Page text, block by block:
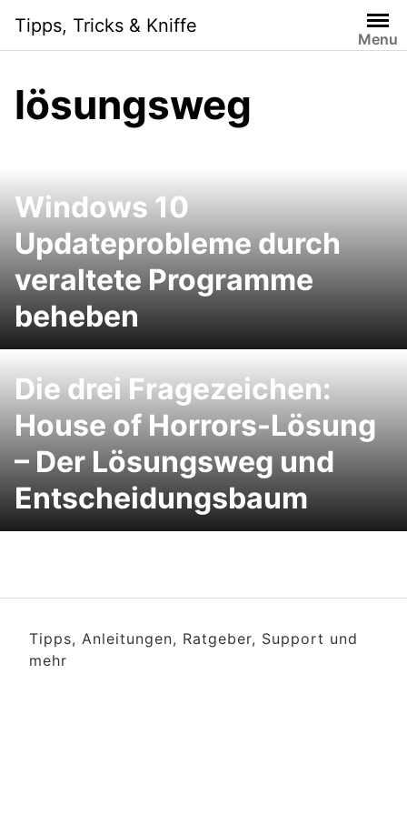
content
Tipps, Tricks & Kniffe
Menu
lösungsweg
Windows 10
Updateprobleme durch
veraltete Programme
beheben
Die drei Fragezeichen:
House of Horrors-Lösung
– Der Lösungsweg und
Entscheidungsbaum
Tipps, Anleitungen, Ratgeber, Support und
mehr